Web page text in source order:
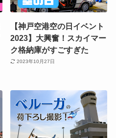
【神戸空港空の日イベント
2023】大興奮！スカイマー
ク格納庫がすごすぎた
2023年10月27日